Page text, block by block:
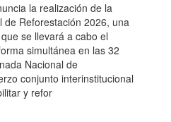
la realización de la
Reforestación 2026, una
se llevará a cabo el
simultánea en las 32
Nacional de
conjunto interinstitucional
y refor